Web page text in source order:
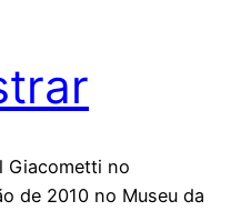
Giacometti no
de 2010 no Museu da